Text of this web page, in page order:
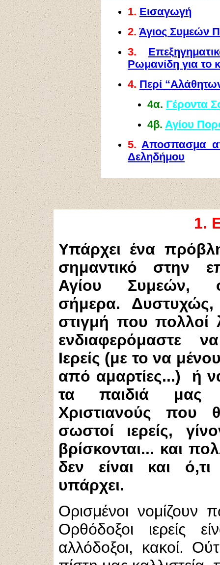
1. Εισαγωγή
2. Άγιος Συμεών
3.
Ρωμανίδη για το
4. Περί
4α. Γέροντα
4β. Αγίου
5.Αποσπασμα
Δεληδήμου
1.
Υπάρχει ένα
σημαντικό στην
Αγίου Συμεών,
σήμερα.
στιγμή που πολλοί
ενδιαφερόμαστε
Iερείς (με το να
από αμαρτίες...) ή
τα παιδιά μας
Χριστιανούς που
σωστοί ιερείς,
βρίσκονται... και
δεν είναι και ό,τι
υπάρχει.
Ορισμένοι νομίζουν
Ορθόδοξοι ιερείς
αλλόδοξοι, κακοί.